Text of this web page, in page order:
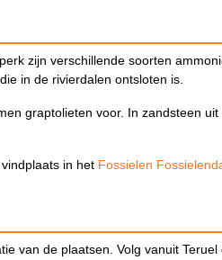
zijn verschillende soorten
in de rivierdalen ontsloten is.
graptolieten voor. In zandsteen
in het Fossielen
van de plaatsen. Volg vanuit